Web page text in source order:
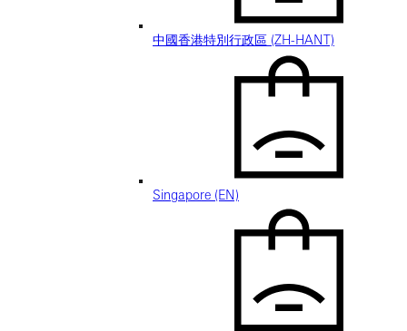
中國香港特別行政區 (ZH-HANT)
Singapore (EN)